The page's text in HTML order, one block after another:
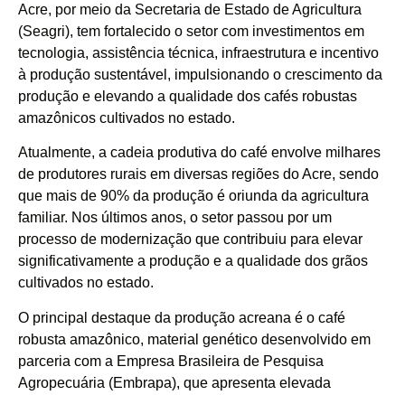
Acre, por meio da Secretaria de Estado de Agricultura
(Seagri), tem fortalecido o setor com investimentos em
tecnologia, assistência técnica, infraestrutura e incentivo
à produção sustentável, impulsionando o crescimento da
produção e elevando a qualidade dos cafés robustas
amazônicos cultivados no estado.
Atualmente, a cadeia produtiva do café envolve milhares
de produtores rurais em diversas regiões do Acre, sendo
que mais de 90% da produção é oriunda da agricultura
familiar. Nos últimos anos, o setor passou por um
processo de modernização que contribuiu para elevar
significativamente a produção e a qualidade dos grãos
cultivados no estado.
O principal destaque da produção acreana é o café
robusta amazônico, material genético desenvolvido em
parceria com a Empresa Brasileira de Pesquisa
Agropecuária (Embrapa), que apresenta elevada